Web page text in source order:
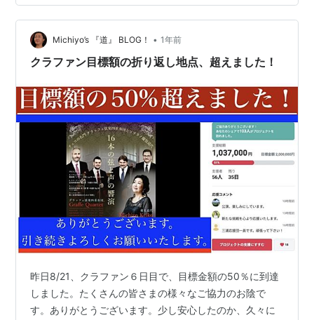
で安かったの！」） 温泉宿にひとり籠る贅沢ステイ ふる
さと納税で高級肉を注文 → 家族には「返礼品だよ」とシ
ラを切る ガチャに全突っ込み（履歴だけは絶対に隠す）
内緒で資格取得やスクールに通う（「会社の補助が出た
Michiyo’s 『道』 BLOG！ • 1年前
クラファン目標額の折り返し地点、超えました！
昨日8/21、クラファン６日目で、目標金額の50％に到達
しました。たくさんの皆さまの様々なご協力のお陰で
す。ありがとうございます。少し安心したのか、久々に